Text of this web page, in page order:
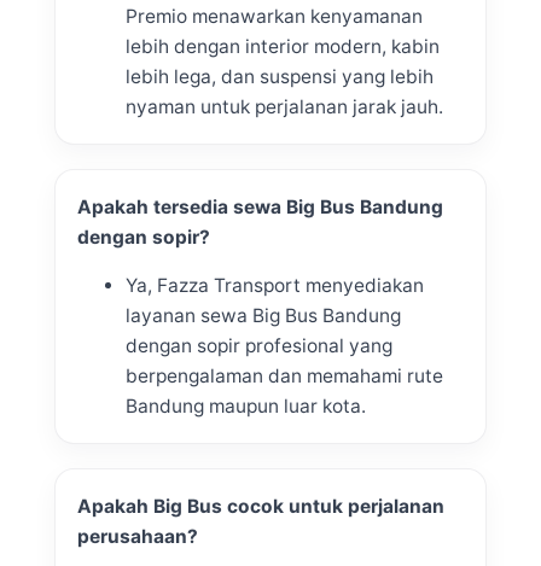
Premio menawarkan kenyamanan
lebih dengan interior modern, kabin
lebih lega, dan suspensi yang lebih
nyaman untuk perjalanan jarak jauh.
Apakah tersedia sewa Big Bus Bandung
dengan sopir?
Ya, Fazza Transport menyediakan
layanan sewa Big Bus Bandung
dengan sopir profesional yang
berpengalaman dan memahami rute
Bandung maupun luar kota.
Apakah Big Bus cocok untuk perjalanan
perusahaan?